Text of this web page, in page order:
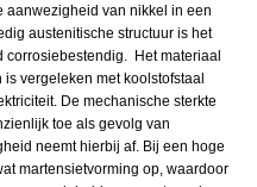
aanwezigheid van nikkel in een
austenitische structuur is het
corrosiebestendig. Het materiaal
vergeleken met koolstofstaal
De mechanische sterkte
toe als gevolg van
neemt hierbij af. Bij een hoge
martensietvorming op, waardoor